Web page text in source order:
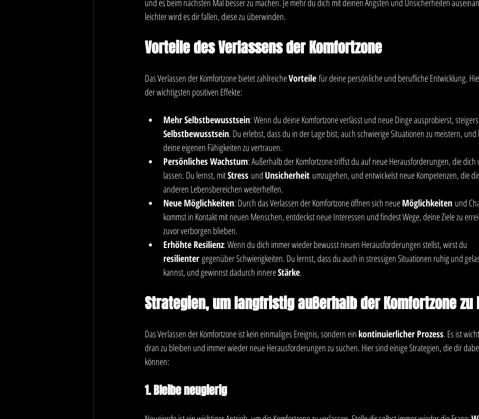
leichter wird es dir fallen, diese zu überwinden.
Vorteile des Verlassens der Komfortzone
Das Verlassen der Komfortzone bietet zahlreiche Vorteile für deine persönliche und berufliche Entwicklung.
der wichtigsten positiven Effekte:
Mehr Selbstbewusstsein: Wenn du deine Komfortzone verlässt und neue Dinge ausprobierst,
Selbstbewusstsein. Du erlebst, dass du in der Lage bist, auch schwierige Situationen zu meistern,
deine eigenen Fähigkeiten zu vertrauen.
Persönliches Wachstum: Außerhalb der Komfortzone triffst du auf neue Herausforderungen, die dich
lassen. Du lernst, mit Stress und Unsicherheit umzugehen, und entwickelst neue Kompetenzen, die
anderen Lebensbereichen weiterhelfen.
Neue Möglichkeiten: Durch das Verlassen der Komfortzone öffnen sich neue Möglichkeiten und
kommst in Kontakt mit neuen Menschen, entdeckst neue Interessen und findest Wege, deine Ziele zu
zuvor verborgen blieben.
Erhöhte Resilienz: Wenn du dich immer wieder bewusst neuen Herausforderungen stellst, wirst du
resilienter gegenüber Schwierigkeiten. Du lernst, dass du auch in stressigen Situationen ruhig und
kannst, und gewinnst dadurch innere Stärke.
Strategien, um langfristig außerhalb der Komfortzone zu
Das Verlassen der Komfortzone ist kein einmaliges Ereignis, sondern ein kontinuierlicher Prozess. Es ist
dran zu bleiben und immer wieder neue Herausforderungen zu suchen. Hier sind einige Strategien, die dir
können:
1. Bleibe neugierig